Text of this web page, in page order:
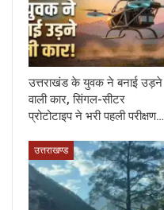
उत्तराखंड के युवक ने बनाई उड़ने
वाली कार, सिंगल-सीटर
प्रोटोटाइप ने भरी पहली परीक्षण…
उत्तराखण्ड